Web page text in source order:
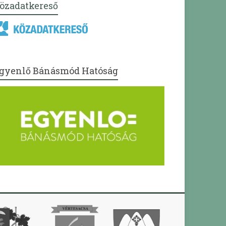
Bánásmód Hatóság